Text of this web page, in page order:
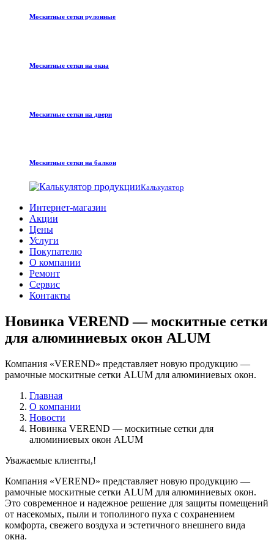
Москитные сетки рулонные
Москитные сетки на окна
Москитные сетки на двери
Москитные сетки на балкон
Калькулятор
Интернет-магазин
Акции
Цены
Услуги
Покупателю
О компании
Ремонт
Сервис
Контакты
Новинка VEREND — москитные сетки
для алюминиевых окон ALUM
Компания «VEREND» представляет новую продукцию —
рамочные москитные сетки ALUM для алюминиевых окон.
Главная
О компании
Новости
Новинка VEREND — москитные сетки для
алюминиевых окон ALUM
Уважаемые клиенты,!
Компания «VEREND» представляет новую продукцию —
рамочные москитные сетки ALUM для алюминиевых окон.
Это современное и надежное решение для защиты помещений
от насекомых, пыли и тополиного пуха с сохранением
комфорта, свежего воздуха и эстетичного внешнего вида
окна.